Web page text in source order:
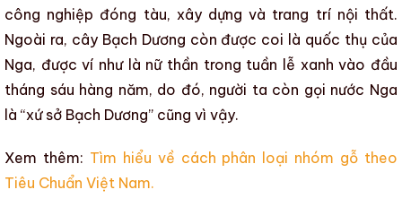
công nghiệp đóng tàu, xây dựng và trang trí nội thất.
Ngoài ra, cây Bạch Dương còn được coi là quốc thụ của
Nga, được ví như là nữ thần trong tuần lễ xanh vào đầu
tháng sáu hàng năm, do đó, người ta còn gọi nước Nga
là “xứ sở Bạch Dương” cũng vì vậy.
Xem thêm: Tìm hiểu về cách phân loại nhóm gỗ theo
Tiêu Chuẩn Việt Nam.